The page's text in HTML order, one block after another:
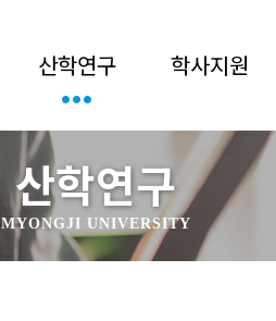
산학연구 학사지원
산학연구
MYONGJI UNIVERSITY